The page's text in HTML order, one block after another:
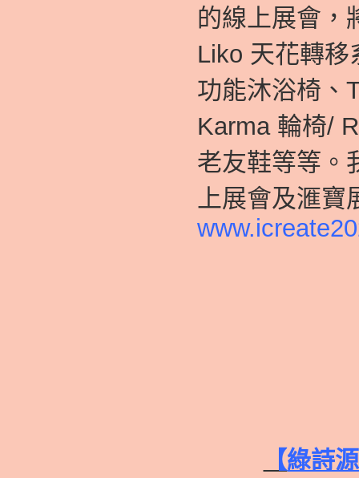
的線上展會，
Liko 天花轉移
功能沐浴椅、
Karma 輪椅/
老友鞋等等。
上展會及滙寶
【綠詩